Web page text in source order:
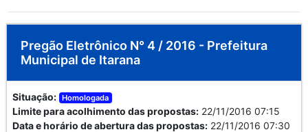
Pregão Eletrônico N° 4 / 2016 - Prefeitura
Municipal de Itarana
Situação: Homologada
Limite para acolhimento das propostas: 22/11/2016 07:15
Data e horário de abertura das propostas: 22/11/2016 07:30